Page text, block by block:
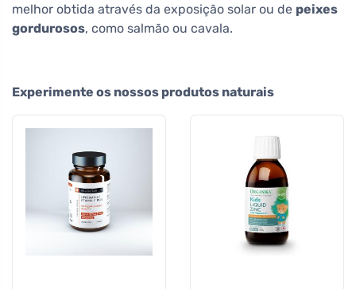
melhor obtida através da exposição solar ou de peixes
gordurosos, como salmão ou cavala.
Experimente os nossos produtos naturais